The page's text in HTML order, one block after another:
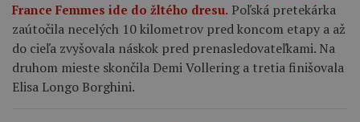
France Femmes ide do žltého dresu. Poľská pretekárka
zaútočila necelých 10 kilometrov pred koncom etapy a až
do cieľa zvyšovala náskok pred prenasledovateľkami. Na
druhom mieste skončila Demi Vollering a tretia finišovala
Elisa Longo Borghini.